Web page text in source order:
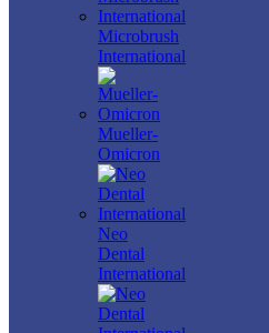
Microbrush
International
Mueller-
Omicron
Neo
Dental
International